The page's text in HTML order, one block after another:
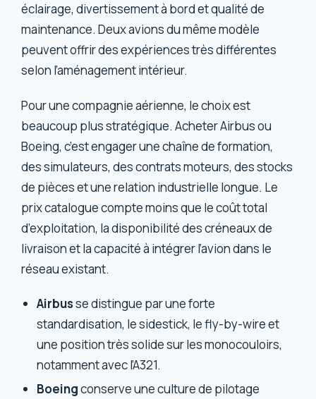
éclairage, divertissement à bord et qualité de
maintenance. Deux avions du même modèle
peuvent offrir des expériences très différentes
selon l’aménagement intérieur.
Pour une compagnie aérienne, le choix est
beaucoup plus stratégique. Acheter Airbus ou
Boeing, c’est engager une chaîne de formation,
des simulateurs, des contrats moteurs, des stocks
de pièces et une relation industrielle longue. Le
prix catalogue compte moins que le coût total
d’exploitation, la disponibilité des créneaux de
livraison et la capacité à intégrer l’avion dans le
réseau existant.
Airbusse distingue par une forte
standardisation, le sidestick, le fly-by-wire et
une position très solide sur les monocouloirs,
notamment avec l’A321.
Boeingconserve une culture de pilotage